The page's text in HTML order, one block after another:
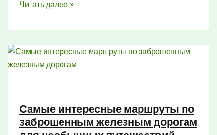
Национальный
маршруты
для
отдыха
Читать далее »
Самые интересные маршруты по
заброшенным железным дорогам